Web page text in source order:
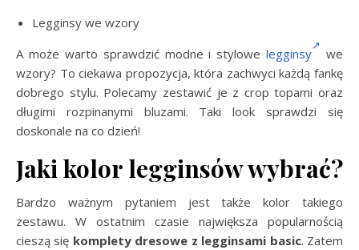
Legginsy we wzory
A może warto sprawdzić modne i stylowelegginsy
we
wzory? To ciekawa propozycja, która zachwyci każdą fankę
dobrego stylu. Polecamy zestawić je z crop topami oraz
długimi rozpinanymi bluzami. Taki look sprawdzi się
doskonale na co dzień!
Jaki kolor legginsów wybrać?
Bardzo ważnym pytaniem jest także kolor takiego
zestawu. W ostatnim czasie największa popularnością
cieszą się komplety dresowe z legginsami basic. Zatem